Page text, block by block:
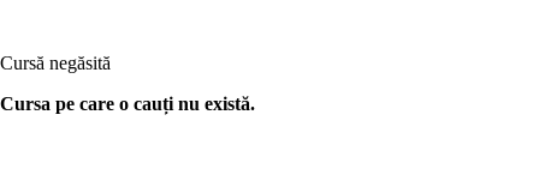
Cursă negăsită
Cursa pe care o cauți nu există.